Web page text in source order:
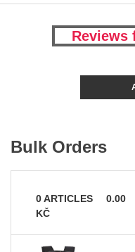
Reviews
Bulk Orders
0ARTICLES
0.00
KČ